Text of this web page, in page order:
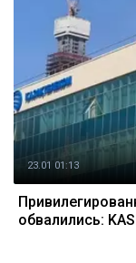
23.01 01:13
обвалились: